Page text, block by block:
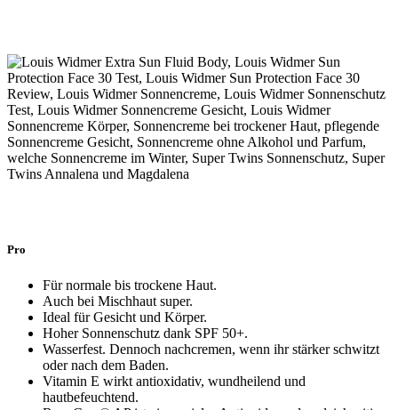
Pro
Für normale bis trockene Haut.
Auch bei Mischhaut super.
Ideal für Gesicht und Körper.
Hoher Sonnenschutz dank SPF 50+.
Wasserfest. Dennoch nachcremen, wenn ihr stärker schwitzt
oder nach dem Baden.
Vitamin E wirkt antioxidativ, wundheilend und
hautbefeuchtend.